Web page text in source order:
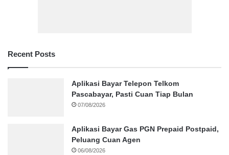
Recent Posts
Aplikasi Bayar Telepon Telkom
Pascabayar, Pasti Cuan Tiap Bulan
07/08/2026
Aplikasi Bayar Gas PGN Prepaid Postpaid,
Peluang Cuan Agen
06/08/2026